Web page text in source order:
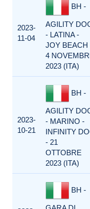
2023-
11-04
BH -
AGILITY
- LATINA -
JOY BEACH
4
2023 (ITA)
2023-
10-21
BH -
AGILITY
- MARINO -
INFINITY
- 21
OTTOBRE
2023 (ITA)
BH -